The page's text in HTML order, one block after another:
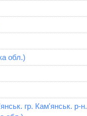
обл.)
гр. Кам'янськ. р-н.